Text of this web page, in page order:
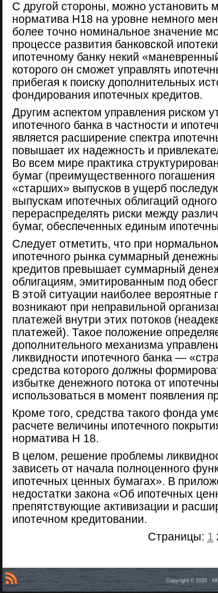
С другой стороны, можно установить
норматива Н18 на уровне немного
более точно номинальное значение
процессе развития банковской
ипотечному банку некий
которого он сможет управлять
прибегая к поиску дополнительных
фондирования ипотечных кредитов.
Другим аспектом управления риском
ипотечного банка в частности и
является расширение спектра
повышает их надежность и
Во всем мире практика
бумаг (преимущественного
«старших» выпусков в ущерб
выпускам ипотечных облигаций
перераспределять риски между
бумаг, обеспеченных единым
Следует отметить, что при
ипотечного рынка суммарный
кредитов превышает суммарный
облигациям, эмитированным под
В этой ситуации наиболее вероятные
возникают при неправильной
платежей внутри этих потоков
платежей). Такое положение
дополнительного механизма
ликвидности ипотечного банка —
средства которого должны
избытке денежного потока от
использоваться в момент появления
Кроме того, средства такого фонда
расчете величины ипотечного
норматива Н 18.
В целом, решение проблемы
зависеть от начала полноценного
ипотечных ценных бумагах». В
недостатки закона «Об ипотечных
препятствующие активизации и
ипотечном кредитовании.
Страницы: 1
Copyright © 2026 -